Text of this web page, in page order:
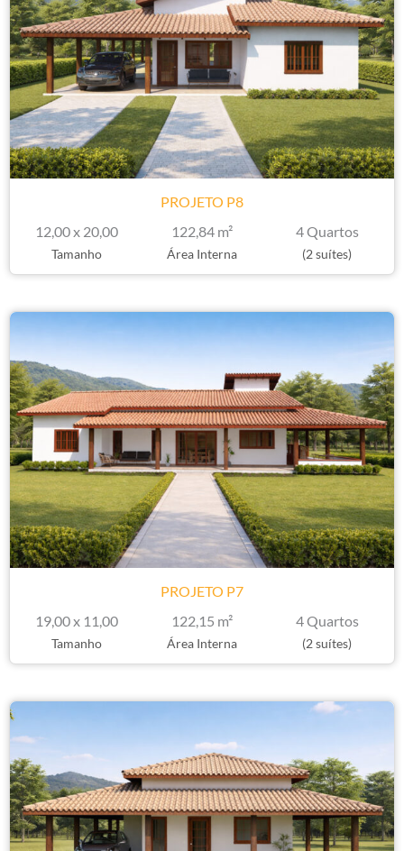
PROJETO P8
12,00 x 20,00
Tamanho
122,84 m²
Área Interna
4 Quartos
(2 suítes)
PROJETO P7
19,00 x 11,00
Tamanho
122,15 m²
Área Interna
4 Quartos
(2 suítes)